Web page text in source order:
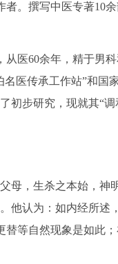
。撰写中医专著10
医60余年，精于男
医传承工作站”和国
初步研究，现就其“
母，生杀之本始，神
他认为：如内经所述
等自然现象是如此